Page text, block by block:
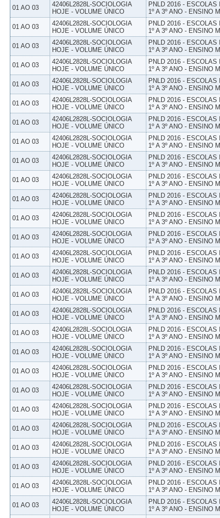
01 AO 03
42406L2828L-SOCIOLOGIA
HOJE - VOLUME ÚNICO
PNLD 2016 -
1º A 3º ANO - ENSINO
01 AO 03
42406L2828L-SOCIOLOGIA
HOJE - VOLUME ÚNICO
PNLD 2016 -
1º A 3º ANO - ENSINO
01 AO 03
42406L2828L-SOCIOLOGIA
HOJE - VOLUME ÚNICO
PNLD 2016 -
1º A 3º ANO - ENSINO
01 AO 03
42406L2828L-SOCIOLOGIA
HOJE - VOLUME ÚNICO
PNLD 2016 -
1º A 3º ANO - ENSINO
01 AO 03
42406L2828L-SOCIOLOGIA
HOJE - VOLUME ÚNICO
PNLD 2016 -
1º A 3º ANO - ENSINO
01 AO 03
42406L2828L-SOCIOLOGIA
HOJE - VOLUME ÚNICO
PNLD 2016 -
1º A 3º ANO - ENSINO
01 AO 03
42406L2828L-SOCIOLOGIA
HOJE - VOLUME ÚNICO
PNLD 2016 -
1º A 3º ANO - ENSINO
01 AO 03
42406L2828L-SOCIOLOGIA
HOJE - VOLUME ÚNICO
PNLD 2016 -
1º A 3º ANO - ENSINO
01 AO 03
42406L2828L-SOCIOLOGIA
HOJE - VOLUME ÚNICO
PNLD 2016 -
1º A 3º ANO - ENSINO
01 AO 03
42406L2828L-SOCIOLOGIA
HOJE - VOLUME ÚNICO
PNLD 2016 -
1º A 3º ANO - ENSINO
01 AO 03
42406L2828L-SOCIOLOGIA
HOJE - VOLUME ÚNICO
PNLD 2016 -
1º A 3º ANO - ENSINO
01 AO 03
42406L2828L-SOCIOLOGIA
HOJE - VOLUME ÚNICO
PNLD 2016 -
1º A 3º ANO - ENSINO
01 AO 03
42406L2828L-SOCIOLOGIA
HOJE - VOLUME ÚNICO
PNLD 2016 -
1º A 3º ANO - ENSINO
01 AO 03
42406L2828L-SOCIOLOGIA
HOJE - VOLUME ÚNICO
PNLD 2016 -
1º A 3º ANO - ENSINO
01 AO 03
42406L2828L-SOCIOLOGIA
HOJE - VOLUME ÚNICO
PNLD 2016 -
1º A 3º ANO - ENSINO
01 AO 03
42406L2828L-SOCIOLOGIA
HOJE - VOLUME ÚNICO
PNLD 2016 -
1º A 3º ANO - ENSINO
01 AO 03
42406L2828L-SOCIOLOGIA
HOJE - VOLUME ÚNICO
PNLD 2016 -
1º A 3º ANO - ENSINO
01 AO 03
42406L2828L-SOCIOLOGIA
HOJE - VOLUME ÚNICO
PNLD 2016 -
1º A 3º ANO - ENSINO
01 AO 03
42406L2828L-SOCIOLOGIA
HOJE - VOLUME ÚNICO
PNLD 2016 -
1º A 3º ANO - ENSINO
01 AO 03
42406L2828L-SOCIOLOGIA
HOJE - VOLUME ÚNICO
PNLD 2016 -
1º A 3º ANO - ENSINO
01 AO 03
42406L2828L-SOCIOLOGIA
HOJE - VOLUME ÚNICO
PNLD 2016 -
1º A 3º ANO - ENSINO
01 AO 03
42406L2828L-SOCIOLOGIA
HOJE - VOLUME ÚNICO
PNLD 2016 -
1º A 3º ANO - ENSINO
01 AO 03
42406L2828L-SOCIOLOGIA
HOJE - VOLUME ÚNICO
PNLD 2016 -
1º A 3º ANO - ENSINO
01 AO 03
42406L2828L-SOCIOLOGIA
HOJE - VOLUME ÚNICO
PNLD 2016 -
1º A 3º ANO - ENSINO
01 AO 03
42406L2828L-SOCIOLOGIA
HOJE - VOLUME ÚNICO
PNLD 2016 -
1º A 3º ANO - ENSINO
01 AO 03
42406L2828L-SOCIOLOGIA
HOJE - VOLUME ÚNICO
PNLD 2016 -
1º A 3º ANO - ENSINO
01 AO 03
42406L2828L-SOCIOLOGIA
HOJE - VOLUME ÚNICO
PNLD 2016 -
1º A 3º ANO - ENSINO